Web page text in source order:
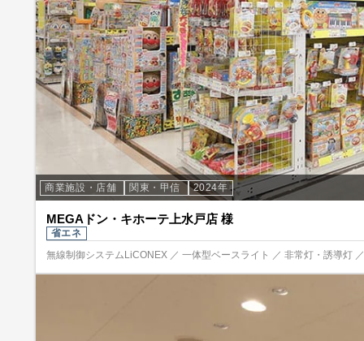
商業施設・店舗 関東・甲信 2024年
MEGAドン・キホーテ上水戸店 様
省エネ
無線制御システムLiCONEX ／ 一体型ベースライト ／ 非常灯・誘導灯